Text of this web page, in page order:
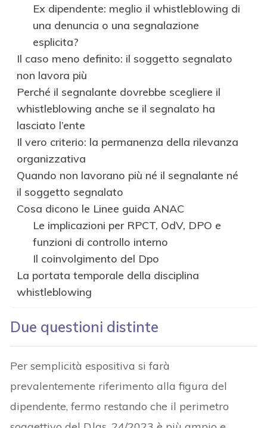
Ex dipendente: meglio il whistleblowing di
una denuncia o una segnalazione
esplicita?
Il caso meno definito: il soggetto segnalato
non lavora più
Perché il segnalante dovrebbe scegliere il
whistleblowing anche se il segnalato ha
lasciato l’ente
Il vero criterio: la permanenza della rilevanza
organizzativa
Quando non lavorano più né il segnalante né
il soggetto segnalato
Cosa dicono le Linee guida ANAC
Le implicazioni per RPCT, OdV, DPO e
funzioni di controllo interno
Il coinvolgimento del Dpo
La portata temporale della disciplina
whistleblowing
Due questioni distinte
Per semplicità espositiva si farà
prevalentemente riferimento alla figura del
dipendente, fermo restando che il perimetro